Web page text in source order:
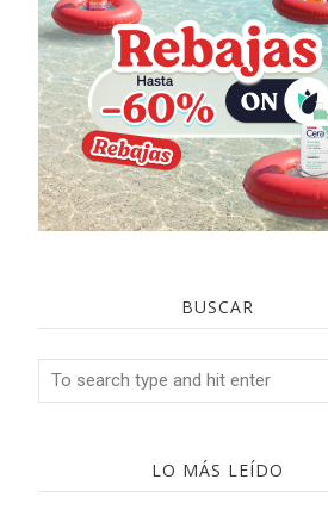
BUSCAR
LO MÁS LEÍDO